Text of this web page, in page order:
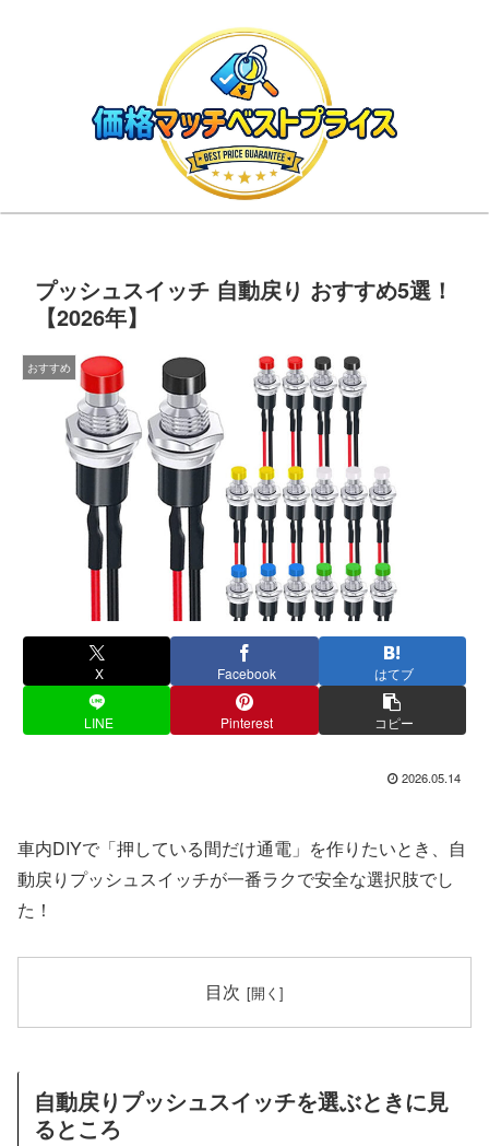
プッシュスイッチ 自動戻り おすすめ5選！
【2026年】
おすすめ
X Facebook はてブ
LINE Pinterest コピー
2026.05.14
車内DIYで「押している間だけ通電」を作りたいとき、自
動戻りプッシュスイッチが一番ラクで安全な選択肢でし
た！
目次
自動戻りプッシュスイッチを選ぶときに見
るところ